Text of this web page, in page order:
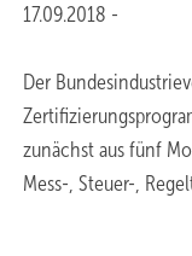
17.09.2018 -
Der
zunächst aus fünf
Mess-, Steuer-,